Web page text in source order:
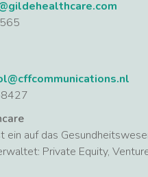
ein auf das
Private Equity,